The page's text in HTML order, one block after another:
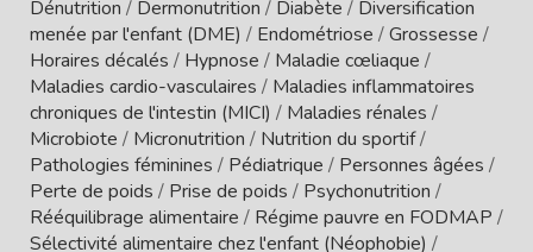
Dénutrition / Dermonutrition / Diabète / Diversification
menée par l'enfant (DME) / Endométriose /Grossesse /
Horaires décalés / Hypnose / Maladie cœliaque /
Maladies cardio-vasculaires / Maladies inflammatoires
chroniques de l'intestin (MICI) / Maladies rénales /
Microbiote / Micronutrition / Nutrition du sportif/
Pathologies féminines / Pédiatrique / Personnes âgées /
Perte de poids / Prise de poids / Psychonutrition /
Rééquilibrage alimentaire / Régime pauvre en FODMAP /
Sélectivité alimentaire chez l'enfant (Néophobie) /